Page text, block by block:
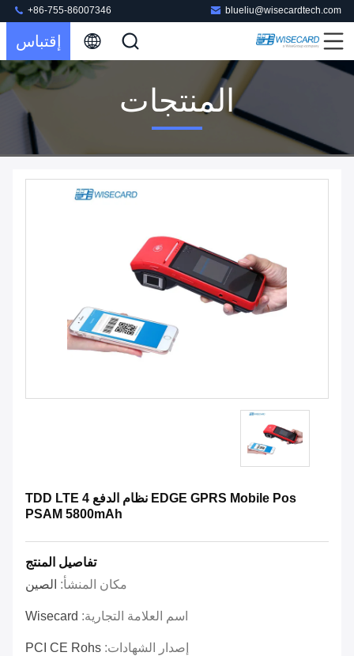
blueliu@wisecardtech.com
+86-755-86007346
إقتباس
المنتجات
EDGE GPRS Mobile Pos نظام الدفع TDD LTE 4
PSAM 5800mAh
تفاصيل المنتج
مكان المنشأ: الصين
اسم العلامة التجارية: Wisecard
إصدار الشهادات: PCI CE Rohs